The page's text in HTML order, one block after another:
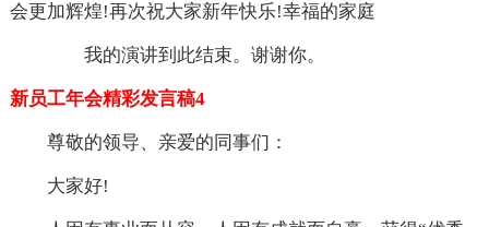
会更加辉煌!再次祝大家新年快乐!幸福的家庭
我的演讲到此结束。谢谢你。
新员工年会精彩发言稿4
尊敬的领导、亲爱的同事们：
大家好!